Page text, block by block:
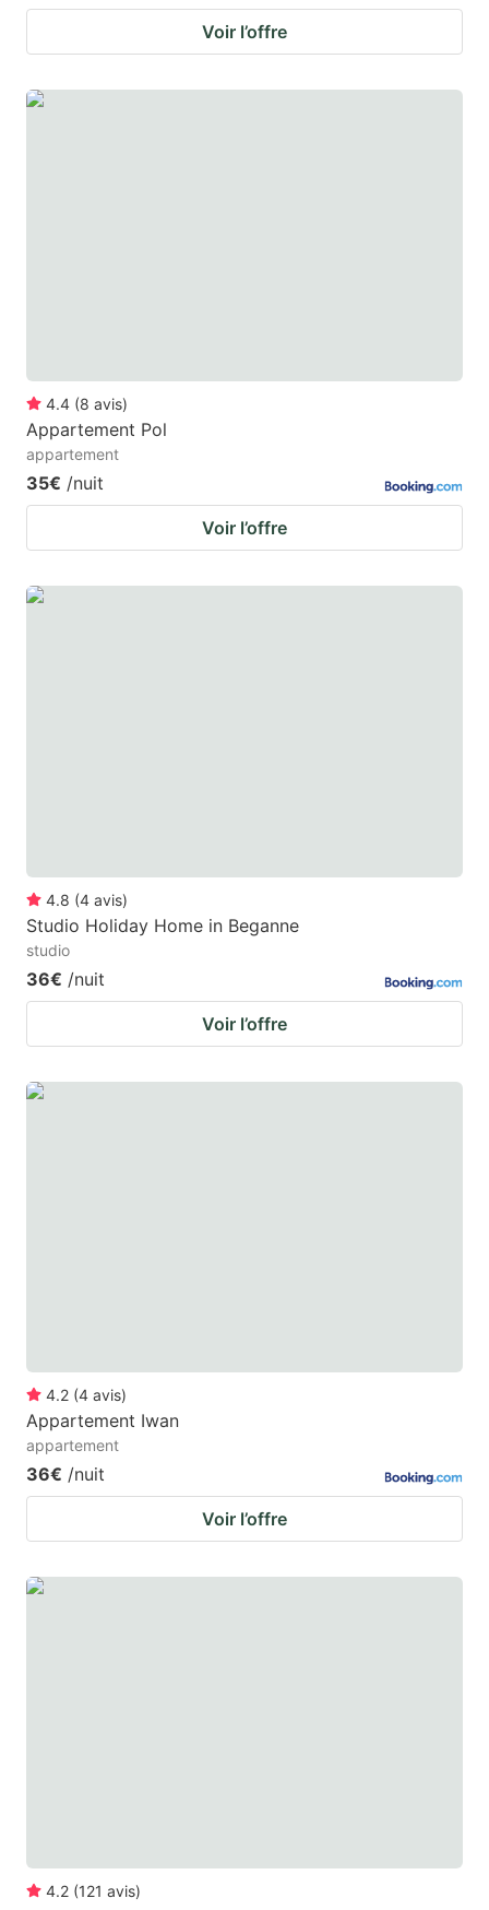
Voir l’offre
4.4 (8 avis)
Appartement Pol
appartement
35€ /nuit
Voir l’offre
4.8 (4 avis)
Studio Holiday Home in Beganne
studio
36€ /nuit
Voir l’offre
4.2 (4 avis)
Appartement Iwan
appartement
36€ /nuit
Voir l’offre
4.2 (121 avis)